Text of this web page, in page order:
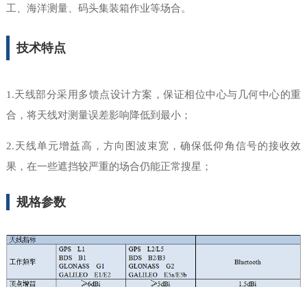
工、海洋测量、码头集装箱作业等场合。
技术特点
1.天线部分采用多馈点设计方案，保证相位中心与几何中心的重
合，将天线对测量误差影响降低到最小；
2.天线单元增益高，方向图波束宽，确保低仰角信号的接收效
果，在一些遮挡较严重的场合仍能正常搜星；
规格参数